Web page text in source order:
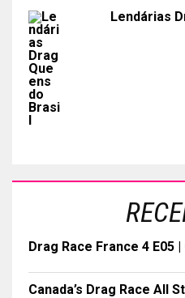
Lendárias
Drag Race France 4 E05
Canada’s Drag Race All